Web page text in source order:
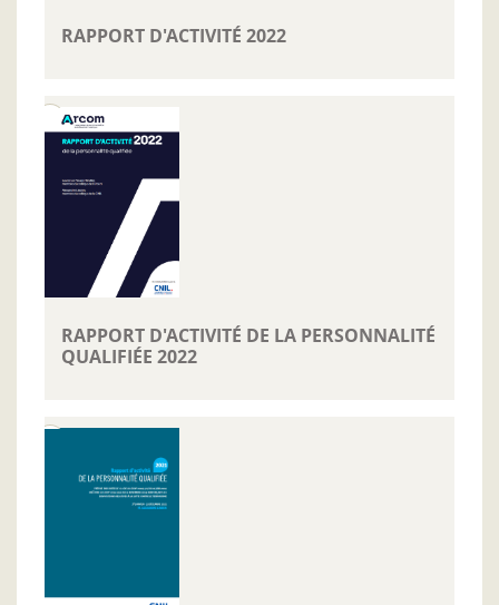
RAPPORT D'ACTIVITÉ 2022
RAPPORT D'ACTIVITÉ DE LA PERSONNALITÉ
QUALIFIÉE 2022